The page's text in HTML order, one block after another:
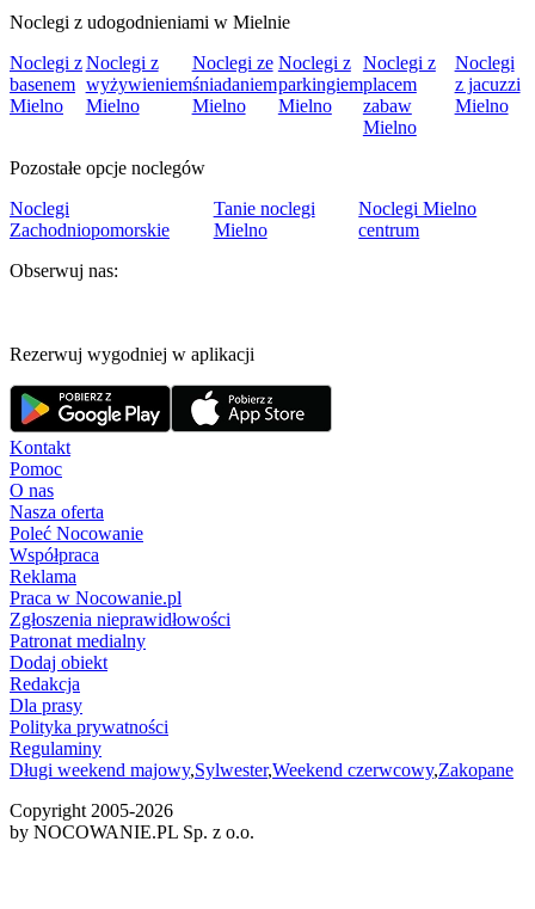
Noclegi z udogodnieniami w Mielnie
Noclegi z
basenem
Mielno
Noclegi z
wyżywieniem
Mielno
Noclegi ze
śniadaniem
Mielno
Noclegi z
parkingiem
Mielno
Noclegi z
placem
zabaw
Mielno
Noclegi
z jacuzzi
Mielno
Pozostałe opcje noclegów
Noclegi
Zachodniopomorskie
Tanie noclegi
Mielno
Noclegi Mielno
centrum
Obserwuj nas:
Rezerwuj wygodniej w aplikacji
Kontakt
Pomoc
O nas
Nasza oferta
Poleć Nocowanie
Współpraca
Reklama
Praca w Nocowanie.pl
Zgłoszenia nieprawidłowości
Patronat medialny
Dodaj obiekt
Redakcja
Dla prasy
Polityka prywatności
Regulaminy
Długi weekend majowy,Sylwester,Weekend czerwcowy,Zakopane
Copyright 2005-2026
by NOCOWANIE.PL Sp. z o.o.